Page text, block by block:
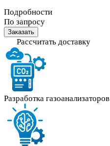
Подробности
По запросу
Заказать
Рассчитать доставку
Разработка газоанализаторов